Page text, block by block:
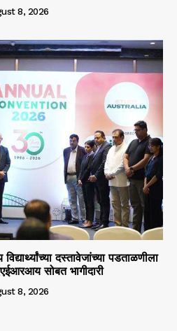
8, 2026
दस्तावेजांच्या पडताळणीला
सोबत भागीदारी
8, 2026